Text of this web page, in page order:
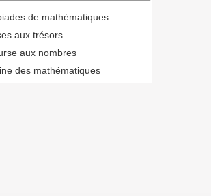
de mathématiques
aux trésors
aux nombres
des mathématiques